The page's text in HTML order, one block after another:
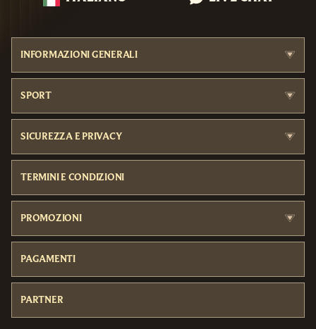
INFORMAZIONI GENERALI
SPORT
SICUREZZA E PRIVACY
TERMINI E CONDIZIONI
PROMOZIONI
PAGAMENTI
PARTNER